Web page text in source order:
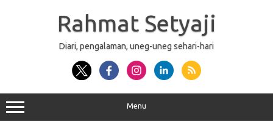
Rahmat Setyaji
Diari, pengalaman, uneg-uneg sehari-hari
Menu